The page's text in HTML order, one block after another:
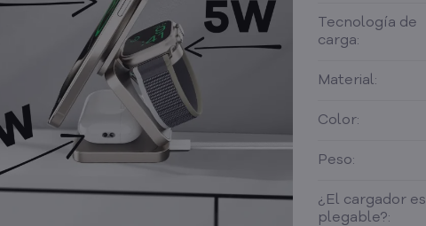
Tecnología de
carga:
Material:
Color:
Peso:
¿El cargador es
plegable?: